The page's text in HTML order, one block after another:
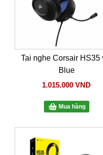
Tai nghe Corsair HS35
Blue
1.015.000 VND
Mua hàng